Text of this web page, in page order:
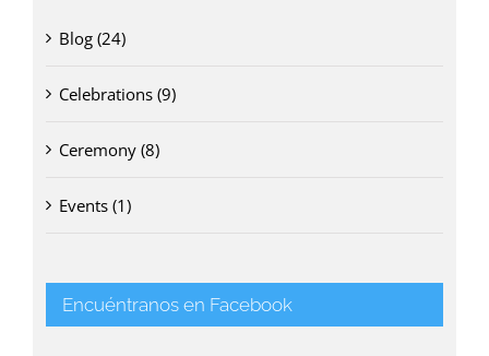
Blog (24)
Celebrations (9)
Ceremony (8)
Events (1)
Encuéntranos en Facebook